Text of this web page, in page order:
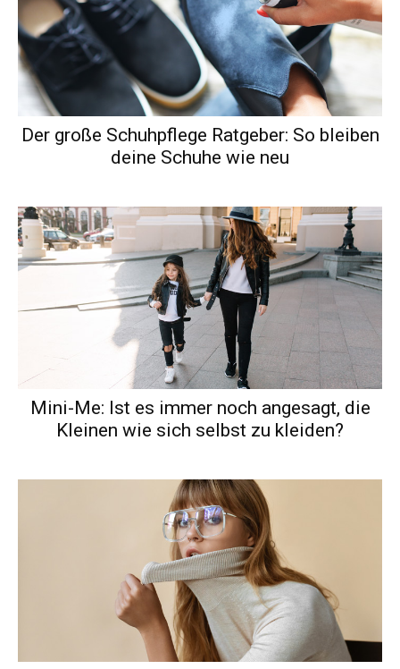
Der große Schuhpflege Ratgeber: So bleiben
deine Schuhe wie neu
Mini-Me: Ist es immer noch angesagt, die
Kleinen wie sich selbst zu kleiden?